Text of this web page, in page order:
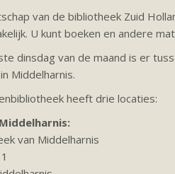
van de bibliotheek Zuid
U kunt boeken en andere
dinsdag van de maand is er
Middelharnis.
heeft drie locaties:
van Middelharnis